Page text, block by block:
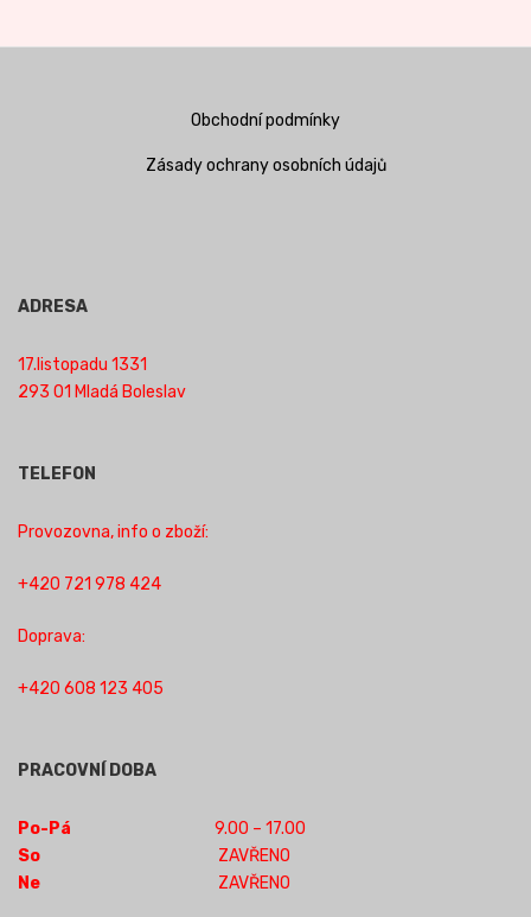
Obchodní podmínky
Zásady ochrany osobních údajů
ADRESA
17.listopadu 1331
293 01 Mladá Boleslav
TELEFON
Provozovna, info o zboží:
+420 721 978 424
Doprava:
+420 608 123 405
PRACOVNÍ DOBA
Po-Pá
9.00 – 17.00
So
ZAVŘENO
Ne
ZAVŘENO